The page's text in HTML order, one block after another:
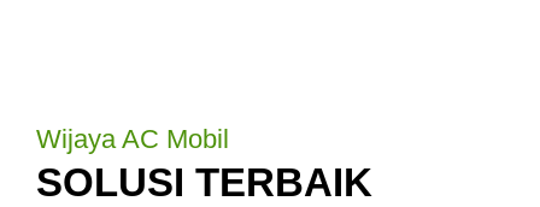
Wijaya AC Mobil
SOLUSI TERBAIK